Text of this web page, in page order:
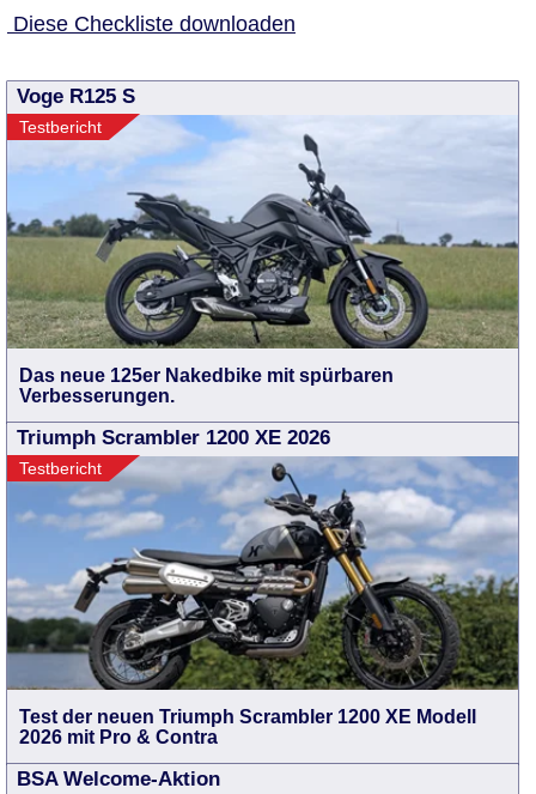
Diese Checkliste downloaden
Voge R125 S
Testbericht
Das neue 125er Nakedbike mit spürbaren
Verbesserungen.
Triumph Scrambler 1200 XE 2026
Testbericht
Test der neuen Triumph Scrambler 1200 XE Modell
2026 mit Pro & Contra
BSA Welcome-Aktion